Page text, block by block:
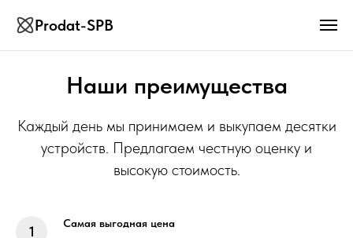
Prodat-SPB
Наши преимущества
Каждый день мы принимаем и выкупаем десятки
устройств. Предлагаем честную оценку и
высокую стоимость.
Самая выгодная цена